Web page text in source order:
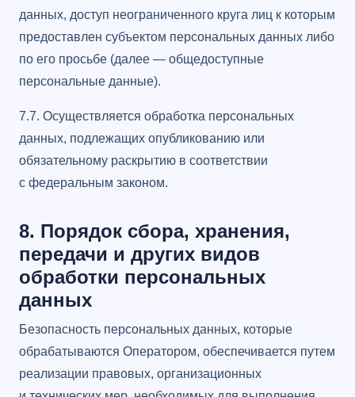
данных, доступ неограниченного круга лиц к которым
предоставлен субъектом персональных данных либо
по его просьбе (далее — общедоступные
персональные данные).
7.7. Осуществляется обработка персональных
данных, подлежащих опубликованию или
обязательному раскрытию в соответствии
с федеральным законом.
8. Порядок сбора, хранения,
передачи и других видов
обработки персональных
данных
Безопасность персональных данных, которые
обрабатываются Оператором, обеспечивается путем
реализации правовых, организационных